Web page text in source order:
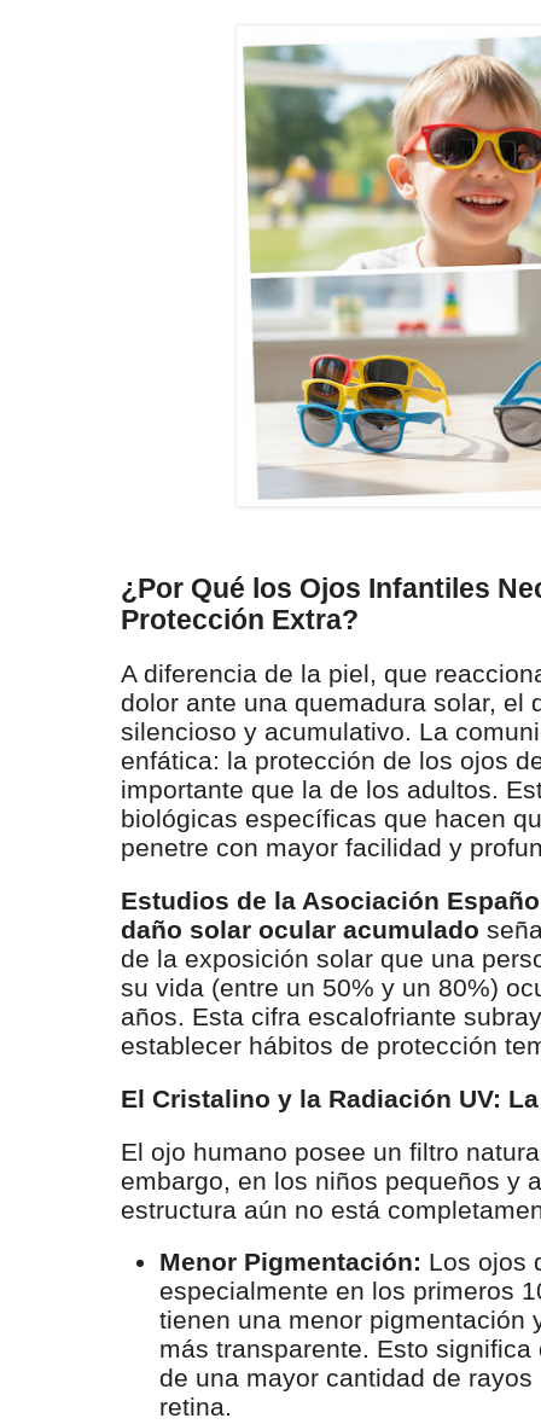
¿Por Qué los Ojos Infantiles
Protección Extra?
A diferencia de la piel, que
dolor ante una quemadura solar, el
silencioso y acumulativo. La
enfática: la protección de los ojos
importante que la de los adultos.
biológicas específicas que hacen
penetre con mayor facilidad y
Estudios de la Asociación
daño solar ocular acumulado
de la exposición solar que una
su vida (entre un 50% y un 80%)
años. Esta cifra escalofriante
establecer hábitos de protección
El Cristalino y la Radiación UV:
El ojo humano posee un filtro
embargo, en los niños pequeños y
estructura aún no está
Menor Pigmentación: Los ojos
especialmente en los primeros
tienen una menor pigmentación
más transparente. Esto
de una mayor cantidad de rayos
retina.